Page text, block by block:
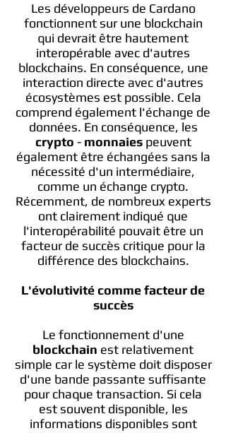
Les développeurs de Cardano
fonctionnent sur une blockchain
qui devrait être hautement
interopérable avec d'autres
blockchains. En conséquence, une
interaction directe avec d'autres
écosystèmes est possible. Cela
comprend également l'échange de
données. En conséquence, les
crypto - monnaiespeuvent
également être échangées sans la
nécessité d'un intermédiaire,
comme un échange crypto.
Récemment, de nombreux experts
ont clairement indiqué que
l'interopérabilité pouvait être un
facteur de succès critique pour la
différence des blockchains.
L'évolutivité comme facteur de
succès
Le fonctionnement d'une
blockchain est relativement
simple car le système doit disposer
d'une bande passante suffisante
pour chaque transaction. Si cela
est souvent disponible, les
informations disponibles sont